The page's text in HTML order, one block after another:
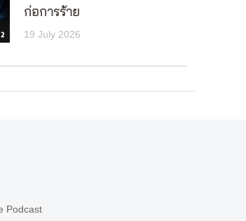
ก่อการร้าย
19 July 2026
Podcast